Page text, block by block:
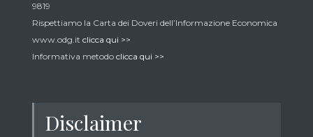
9819
Rispettiamo la Carta dei Doveri dell’Informazione Economica
www.odg.it clicca qui >>
Informativa metodo clicca qui >>
Disclaimer